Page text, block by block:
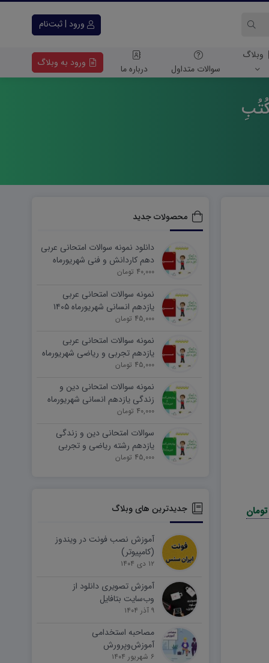
ورود | ثبت‌نام
وبلاگ
سوالات متداول درباره ما
ورود به وبلاگ
محصولات جدید
دانلود نمونه سوالات امتحانی عربی
دهم کاردانش و فنی شهریورماه
۱۴۰۵ word
40,000 تومان
نمونه سوالات امتحانی عربی
یازدهم انسانی شهریورماه ۱۴۰۵
word
45,000 تومان
نمونه سوالات امتحانی عربی
یازدهم تجربی و ریاضی شهریورماه
۱۴۰۵ word
45,000 تومان
نمونه سوالات امتحانی دین و
زندگی یازدهم انسانی شهریورماه
۱۴۰۵ word
40,000 تومان
سوالات امتحانی دین و زندگی
یازدهم رشته ریاضی و تجربی
شهریورماه ۱۴۰۵ word
45,000 تومان
جدیدترین های وبلاگ
آموزش نصب فونت در ویندوز
(کامپیوتر)
۱۲ دی ۱۴۰۴
آموزش تصویری دانلود از
وب‌سایت بتافایل
۹ آذر ۱۴۰۴
مصاحبه استخدامی
آموزش‌وپرورش
۶ شهریور ۱۴۰۴